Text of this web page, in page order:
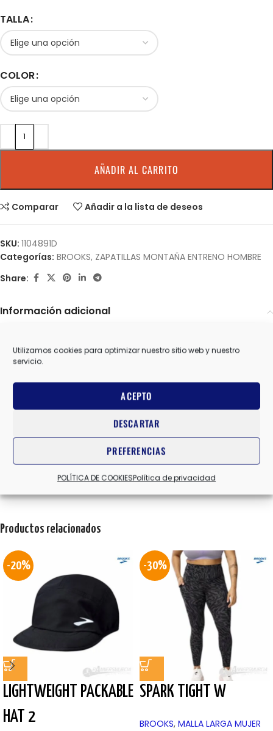
Utilizamos cookies para optimizar nuestro sitio web y nuestro
servicio.
ACEPTO
DESCARTAR
PREFERENCIAS
POLÍTICA DE COOKIESPolítica de privacidad
TALLA
COLOR
AÑADIR AL CARRITO
Comparar Añadir a la lista de deseos
SKU: 1104891D
Categorías: BROOKS, ZAPATILLAS MONTAÑA ENTRENO HOMBRE
Share:
Información adicional
10 USA,10.5 USA,11 USA,11.5 USA,12 USA,12.5 USA,13 USA
14 USA,8 USA
Valoraciones (0)
Productos relacionados
-20%
LIGHTWEIGHT PACKABLE
HAT 2
-30%
SPARK TIGHT W
BROOKS, MALLA LARGA MUJER